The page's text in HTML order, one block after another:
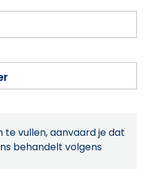
te vullen, aanvaard je dat
behandelt volgens